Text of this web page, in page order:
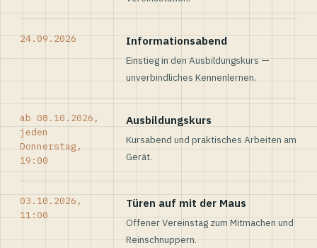
24.09.2026 Informationsabend
Einstieg in den Ausbildungskurs —
unverbindliches Kennenlernen.
ab 08.10.2026,
jeden
Donnerstag,
19:00
Ausbildungskurs
Kursabend und praktisches Arbeiten am
Gerät.
03.10.2026,
11:00
Türen auf mit der Maus
Offener Vereinstag zum Mitmachen und
Reinschnuppern.